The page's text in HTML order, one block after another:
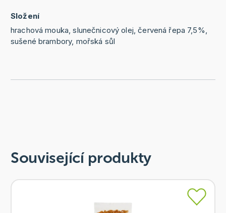
Složení
hrachová mouka, slunečnicový olej, červená řepa 7,5%,
sušené brambory, mořská sůl
Související produkty